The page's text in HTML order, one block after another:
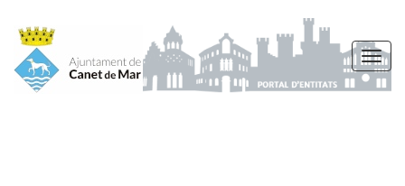
Vés
contingut